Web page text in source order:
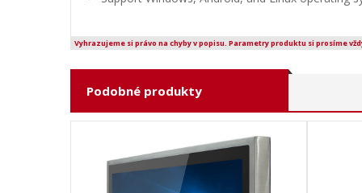
Vyhrazujeme si právo na chyby v popisu. Parametry produktu si prosíme
Podobné produkty